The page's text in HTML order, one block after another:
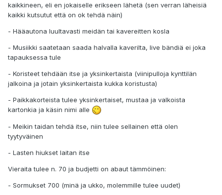
kaikkineen, eli en jokaiselle erikseen lähetä (sen verran läheisiä
kaikki kutsutut että on ok tehdä näin)
- Hääautona luultavasti meidän tai kavereitten kosla
- Musiikki saatetaan saada halvalla kaverilta, live bändiä ei joka
tapauksessa tule
- Koristeet tehdään itse ja yksinkertaista (viinipulloja kynttilän
jalkoina ja jotain yksinkertaista kukka koristusta)
- Paikkakorteista tulee yksinkertaiset, mustaa ja valkoista
kartonkia ja käsin nimi alle
- Meikin taidan tehdä itse, niin tulee sellainen että olen
tyytyväinen
- Lasten hiukset laitan itse
Vieraita tulee n. 70 ja budjetti on abaut tämmöinen:
- Sormukset 700 (minä ja ukko, molemmille tulee uudet)